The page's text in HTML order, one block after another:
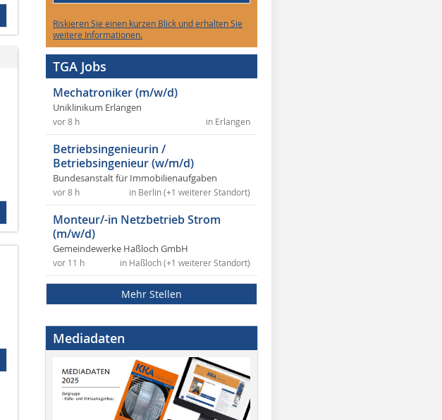
Riskieren Sie einen kurzen Blick und erhalten Sie
weitere Informationen.
TGA Jobs
Mechatroniker (m/w/d)
Uniklinikum Erlangen
in Erlangen
vor 8 h
Betriebsingenieurin /
Betriebsingenieur (w/m/d)
Bundesanstalt für Immobilienaufgaben
in Berlin (+1 weiterer Standort)
vor 8 h
Monteur/-in Netzbetrieb Strom
(m/w/d)
Gemeindewerke Haßloch GmbH
in Haßloch (+1 weiterer Standort)
vor 11 h
Mehr Stellen
Mediadaten